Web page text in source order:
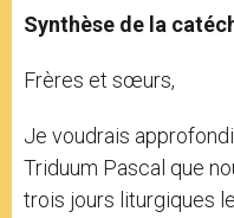
Synthèse de la
Frères et sœurs,
Je voudrais
Triduum Pascal que
trois jours liturgiques